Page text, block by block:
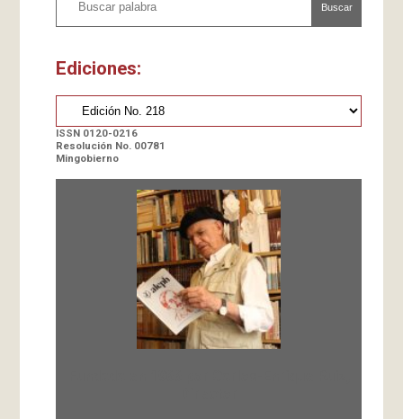
Buscar
Ediciones:
ISSN 0120-0216
Resolución No. 00781
Mingobierno